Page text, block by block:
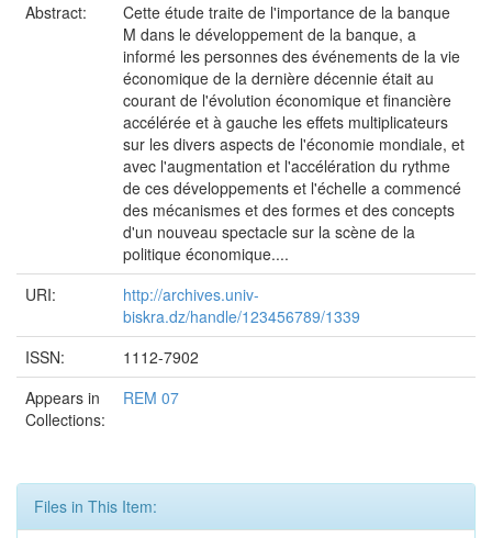
Abstract:
Cette étude traite de l'importance de la banque
M dans le développement de la banque, a
informé les personnes des événements de la vie
économique de la dernière décennie était au
courant de l'évolution économique et financière
accélérée et à gauche les effets multiplicateurs
sur les divers aspects de l'économie mondiale, et
avec l'augmentation et l'accélération du rythme
de ces développements et l'échelle a commencé
des mécanismes et des formes et des concepts
d'un nouveau spectacle sur la scène de la
politique économique....
URI:
http://archives.univ-
biskra.dz/handle/123456789/1339
ISSN:
1112-7902
Appears in
Collections:
REM 07
Files in This Item: